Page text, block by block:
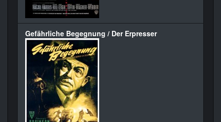
Gefährliche Begegnung / Der Erpresser